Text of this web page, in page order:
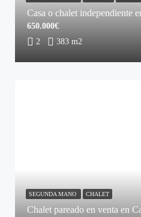
2 383 m2
650.000€
Chalet pareado en venta en
SEGUNDA MANO CHALET